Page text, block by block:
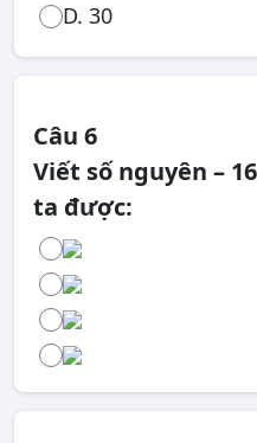
D. 30
Câu 6
Viết số nguyên –
ta được: